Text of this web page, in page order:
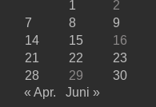
1 2
7
8 9
14
15 16
21
22 23
28
29 30
« Apr.
Juni »